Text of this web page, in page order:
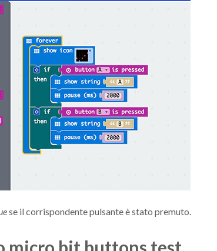
se il corrispondente pulsante è stato premuto.